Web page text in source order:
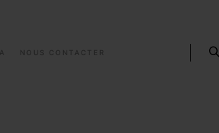
NOUS CONTACTER